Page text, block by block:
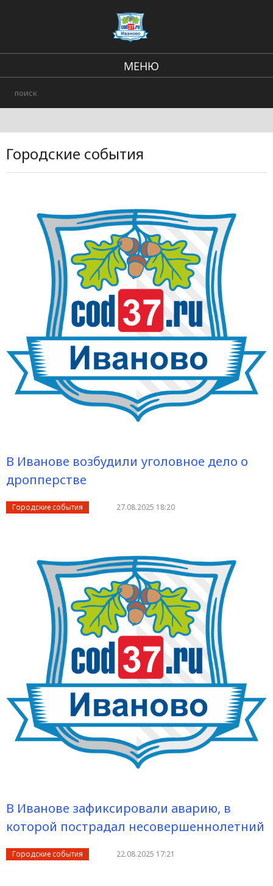
МЕНЮ
Городские события
Городские события
В Иванове возбудили уголовное дело о
дропперстве
Городские события 27.08.2025 18:20
В Иванове зафиксировали аварию, в
которой пострадал несовершеннолетний
Городские события 22.08.2025 17:21